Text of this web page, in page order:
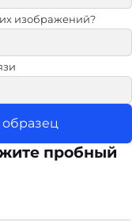
изображений?
пробный